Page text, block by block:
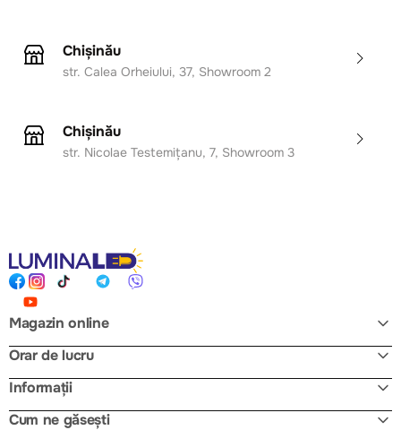
Chișinău
str. Calea Orheiului, 37, Showroom 2
Chișinău
str. Nicolae Testemițanu, 7, Showroom 3
Magazin online
Orar de lucru
Informații
Cum ne găsești